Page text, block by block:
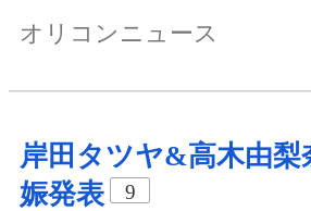
オリコンニュース
岸田タツヤ&高木由梨
娠発表
9